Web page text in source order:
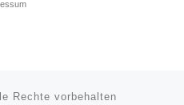
Rechte vorbehalten